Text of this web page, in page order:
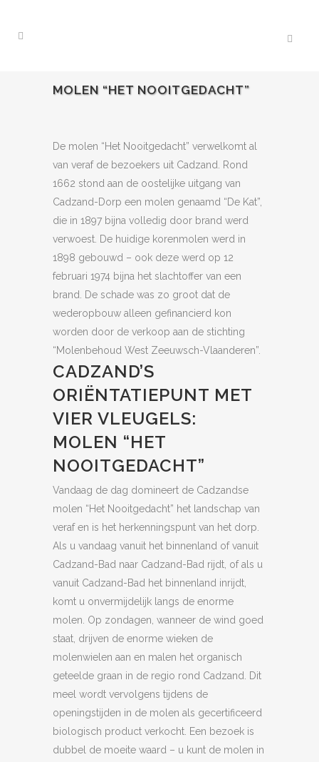
MOLEN “HET NOOITGEDACHT”
De molen “Het Nooitgedacht” verwelkomt al
van veraf de bezoekers uit Cadzand. Rond
1662 stond aan de oostelijke uitgang van
Cadzand-Dorp een molen genaamd “De Kat”,
die in 1897 bijna volledig door brand werd
verwoest. De huidige korenmolen werd in
1898 gebouwd – ook deze werd op 12
februari 1974 bijna het slachtoffer van een
brand. De schade was zo groot dat de
wederopbouw alleen gefinancierd kon
worden door de verkoop aan de stichting
“Molenbehoud West Zeeuwsch-Vlaanderen”.
CADZAND’S
ORIËNTATIEPUNT MET
VIER VLEUGELS:
MOLEN “HET
NOOITGEDACHT”
Vandaag de dag domineert de Cadzandse
molen “Het Nooitgedacht” het landschap van
veraf en is het herkenningspunt van het dorp.
Als u vandaag vanuit het binnenland of vanuit
Cadzand-Bad naar Cadzand-Bad rijdt, of als u
vanuit Cadzand-Bad het binnenland inrijdt,
komt u onvermijdelijk langs de enorme
molen. Op zondagen, wanneer de wind goed
staat, drijven de enorme wieken de
molenwielen aan en malen het organisch
geteelde graan in de regio rond Cadzand. Dit
meel wordt vervolgens tijdens de
openingstijden in de molen als gecertificeerd
biologisch product verkocht. Een bezoek is
dubbel de moeite waard – u kunt de molen in